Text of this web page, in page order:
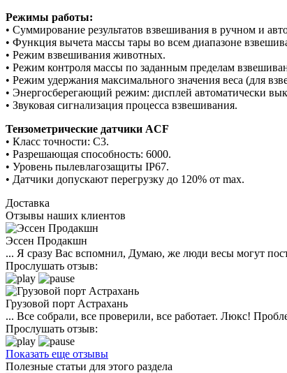
Режимы работы:
• Суммирование результатов взвешивания в ручном и
• Функция вычета массы тары во всем диапазоне
• Режим взвешивания животных.
• Режим контроля массы по заданным пределам
• Режим удержания максимального значения веса (для
• Энергосберегающий режим: дисплей автоматически
• Звуковая сигнализация процесса взвешивания.
Тензометрические датчики ACF
• Класс точности: C3.
• Разрешающая способность: 6000.
• Уровень пылевлагозащиты IP67.
• Датчики допускают перегрузку до 120% от max.
Доставка
Отзывы наших клиентов
Эссен Продакшн
... Я сразу Вас вспомнил, Думаю, же люди весы могут
Прослушать отзыв:
Грузовой порт Астрахань
... Все собрали, все проверили, все работает. Люкс!
Прослушать отзыв:
Показать еще отзывы
Полезные статьи для этого раздела